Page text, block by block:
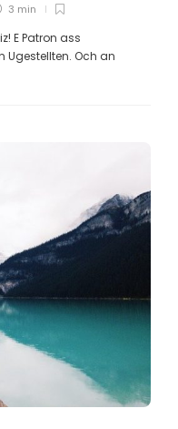
3 min
E Patron ass
Ugestellten. Och an